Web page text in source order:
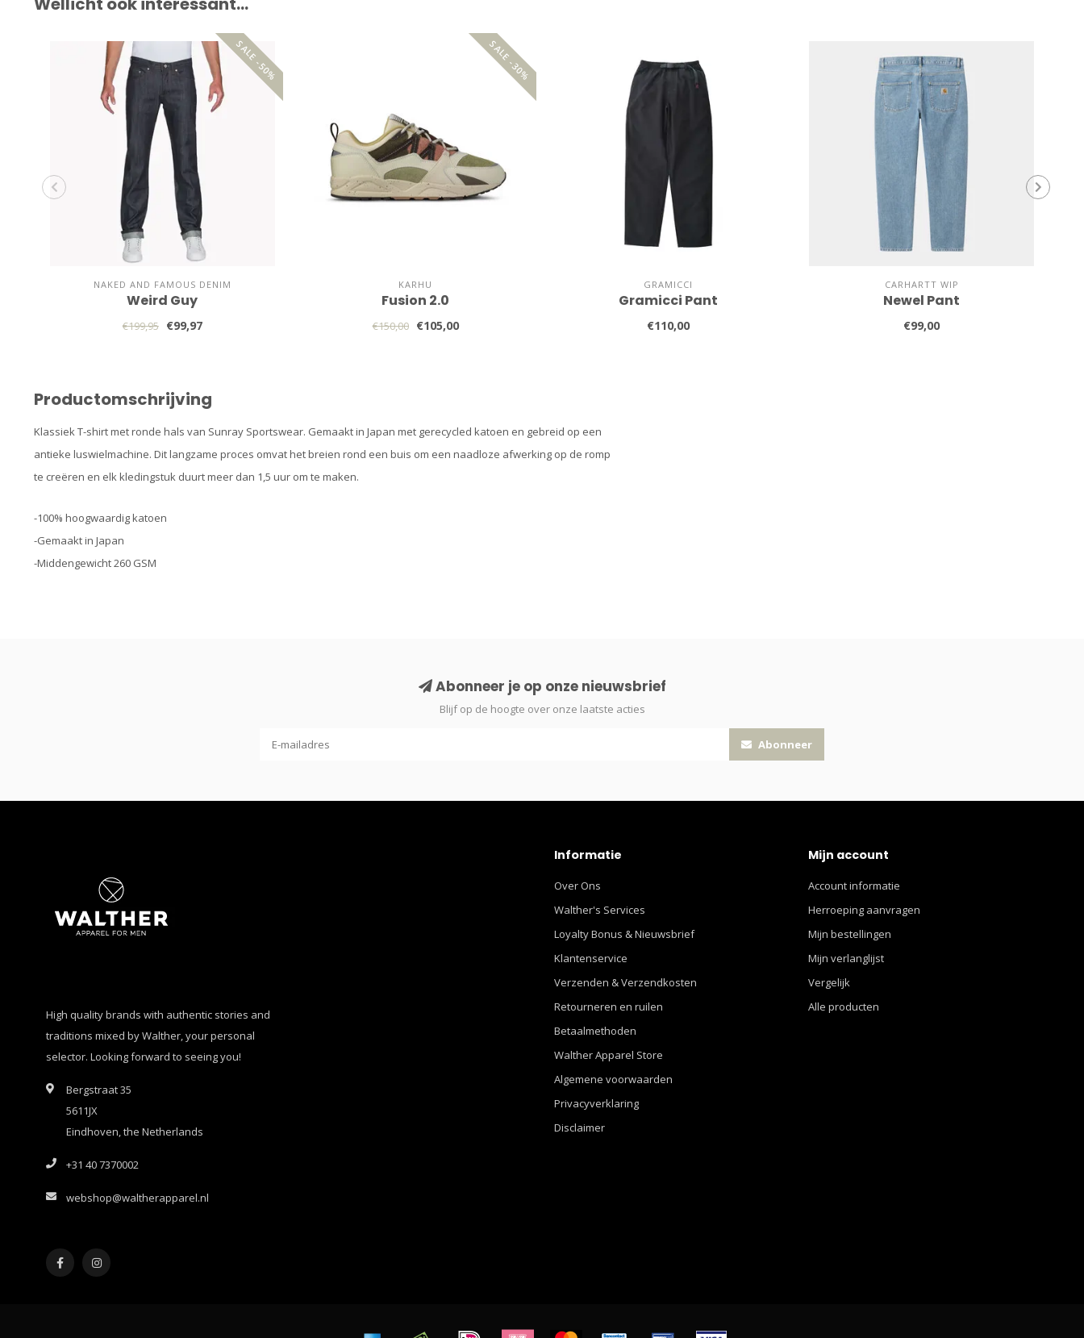
SALE -50%
NAKED AND FAMOUS DENIM
Weird Guy
€199,95 €99,97
SALE -30%
KARHU
Fusion 2.0
€150,00 €105,00
GRAMICCI
Gramicci Pant
€110,00
CARHARTT WIP
Newel Pant
€99,00
Productomschrijving
Klassiek T-shirt met ronde hals van Sunray Sportswear. Gemaakt in Japan met gerecycled katoen en gebreid op een
antieke luswielmachine. Dit langzame proces omvat het breien rond een buis om een naadloze afwerking op de romp
te creëren en elk kledingstuk duurt meer dan 1,5 uur om te maken.
-100% hoogwaardig katoen
-Gemaakt in Japan
-Middengewicht 260 GSM
Abonneer je op onze nieuwsbrief
Blijf op de hoogte over onze laatste acties
Abonneer
High quality brands with authentic stories and
traditions mixed by Walther, your personal
selector. Looking forward to seeing you!
Bergstraat 35
5611JX
Eindhoven, the Netherlands
+31 40 7370002
webshop@waltherapparel.nl
Informatie
Over Ons
Walther's Services
Loyalty Bonus & Nieuwsbrief
Klantenservice
Verzenden & Verzendkosten
Retourneren en ruilen
Betaalmethoden
Walther Apparel Store
Algemene voorwaarden
Privacyverklaring
Disclaimer
Mijn account
Account informatie
Herroeping aanvragen
Mijn bestellingen
Mijn verlanglijst
Vergelijk
Alle producten